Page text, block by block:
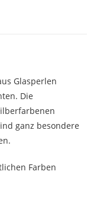
Glasperlen
Die
ganz besondere
Farben